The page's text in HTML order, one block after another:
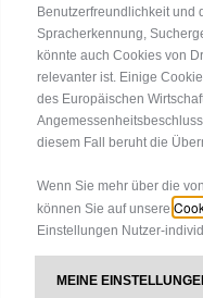
Benutzerfreundlichkeit und
Spracherkennung,
könnte auch Cookies von
relevanter ist. Einige
des Europäischen
diesem Fall beruht die
Wenn Sie mehr über die
können Sie auf unsere
Einstellungen Nutzer-
MEINE